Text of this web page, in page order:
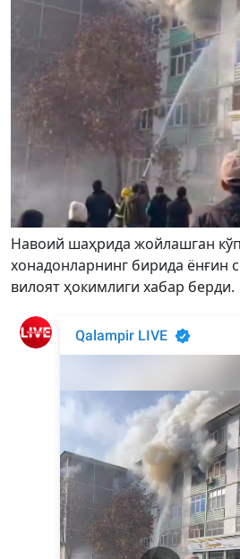
Навоий шаҳрида жойлашган
хонадонларнинг бирида ёнғин
вилоят ҳокимлиги хабар берди.